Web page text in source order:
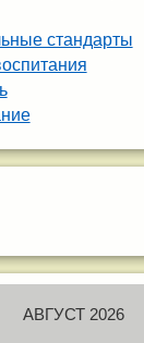
стандарты
АВГУСТ 2026